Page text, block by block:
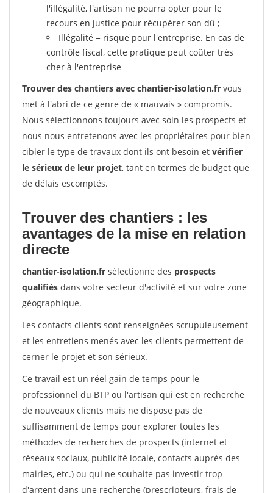
l'illégalité, l'artisan ne pourra opter pour le
recours en justice pour récupérer son dû ;
Illégalité = risque pour l'entreprise. En cas de
contrôle fiscal, cette pratique peut coûter très
cher à l'entreprise
Trouver des chantiers avec chantier-isolation.fr vous
met à l'abri de ce genre de « mauvais » compromis.
Nous sélectionnons toujours avec soin les prospects et
nous nous entretenons avec les propriétaires pour bien
cibler le type de travaux dont ils ont besoin et vérifier
le sérieux de leur projet, tant en termes de budget que
de délais escomptés.
Trouver des chantiers : les
avantages de la mise en relation
directe
chantier-isolation.fr sélectionne des prospects
qualifiés dans votre secteur d'activité et sur votre zone
géographique.
Les contacts clients sont renseignées scrupuleusement
et les entretiens menés avec les clients permettent de
cerner le projet et son sérieux.
Ce travail est un réel gain de temps pour le
professionnel du BTP ou l'artisan qui est en recherche
de nouveaux clients mais ne dispose pas de
suffisamment de temps pour explorer toutes les
méthodes de recherches de prospects (internet et
réseaux sociaux, publicité locale, contacts auprès des
mairies, etc.) ou qui ne souhaite pas investir trop
d'argent dans une recherche (prescripteurs, frais de